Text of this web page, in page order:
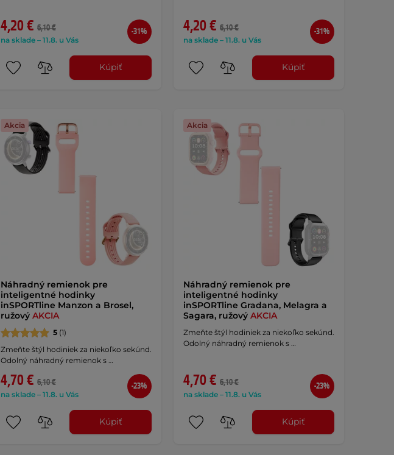
4,20 € 6,10 €
na sklade – 11.8. u Vás
-31%
Kúpiť
4,20 € 6,10 €
na sklade – 11.8. u Vás
-31%
Kúpiť
Akcia
Náhradný remienok pre
inteligentné hodinky
inSPORTline Manzon a Brosel,
ružový AKCIA
5(1)
Zmeňte štýl hodiniek za niekoľko sekúnd.
Odolný náhradný remienok s …
4,70 € 6,10 €
na sklade – 11.8. u Vás
-23%
Kúpiť
Akcia
Náhradný remienok pre
inteligentné hodinky
inSPORTline Gradana, Melagra a
Sagara, ružový AKCIA
Zmeňte štýl hodiniek za niekoľko sekúnd.
Odolný náhradný remienok s …
4,70 € 6,10 €
na sklade – 11.8. u Vás
-23%
Kúpiť